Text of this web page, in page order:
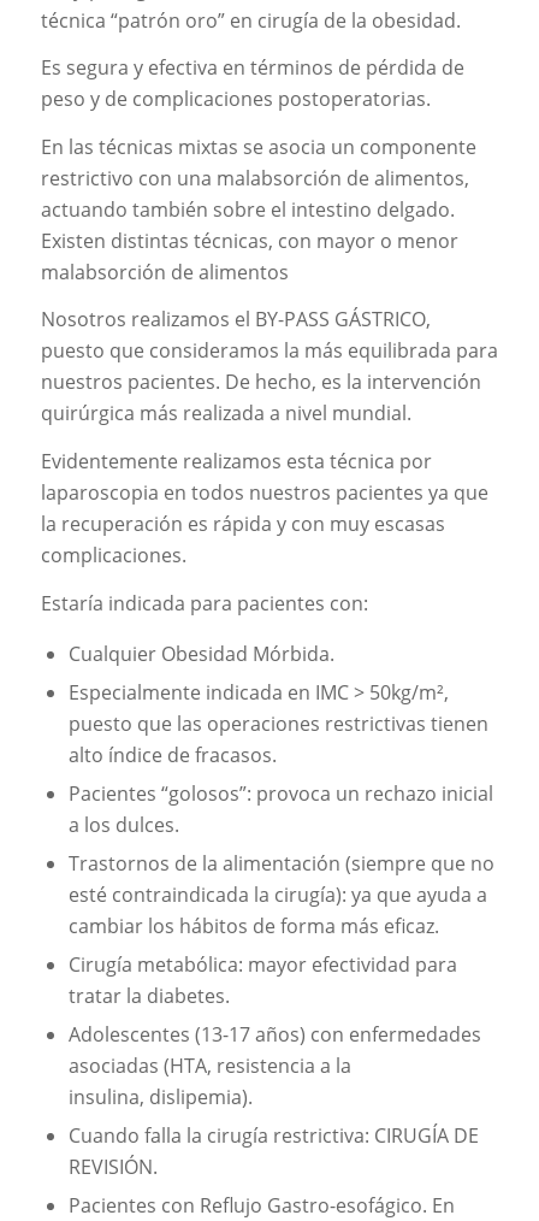
técnica “patrón oro” en cirugía de la obesidad.
Es segura y efectiva en términos de pérdida de
peso y de complicaciones postoperatorias.
En las técnicas mixtas se asocia un componente
restrictivo con una malabsorción de alimentos,
actuando también sobre el intestino delgado.
Existen distintas técnicas, con mayor o menor
malabsorción de alimentos
Nosotros realizamos el BY-PASS GÁSTRICO,
puesto que consideramos la más equilibrada para
nuestros pacientes. De hecho, es la intervención
quirúrgica más realizada a nivel mundial.
Evidentemente realizamos esta técnica por
laparoscopia en todos nuestros pacientes ya que
la recuperación es rápida y con muy escasas
complicaciones.
Estaría indicada para pacientes con:
Cualquier Obesidad Mórbida.
Especialmente indicada en IMC > 50kg/m²,
puesto que las operaciones restrictivas tienen
alto índice de fracasos.
Pacientes “golosos”: provoca un rechazo inicial
a los dulces.
Trastornos de la alimentación (siempre que no
esté contraindicada la cirugía): ya que ayuda a
cambiar los hábitos de forma más eficaz.
Cirugía metabólica: mayor efectividad para
tratar la diabetes.
Adolescentes (13-17 años) con enfermedades
asociadas (HTA, resistencia a la
insulina, dislipemia).
Cuando falla la cirugía restrictiva: CIRUGÍA DE
REVISIÓN.
Pacientes con Reflujo Gastro-esofágico. En